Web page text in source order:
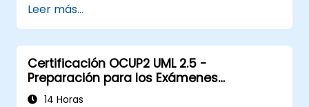
modelado de sistemas con UML. A través del
estudio de un caso práctico, los participantes
adquieren habilidades para modelar
requisitos, procesos comerciales y
documentar tanto los requisitos funcionales
como los no funcionales. Las etapas
Leer más...
Certificación OCUP2 UML 2.5 -
Preparación para los Exámenes
Intermedios
14 Horas